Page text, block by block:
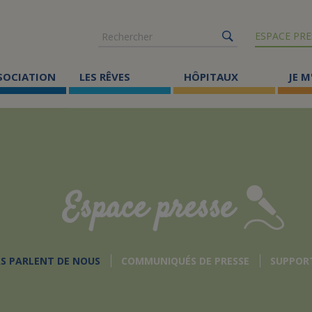
Rechercher
ESPACE
LES RÊVES HÔPITAUX JE
Espace presse
PARLENT DE NOUS COMMUNIQUÉS DE PRESSE